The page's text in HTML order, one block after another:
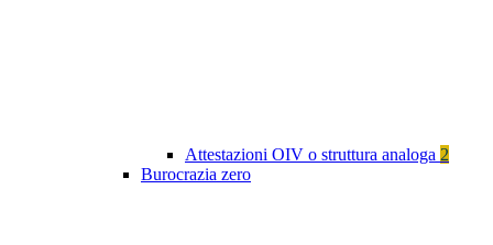
Attestazioni OIV o struttura analoga 2
Burocrazia zero